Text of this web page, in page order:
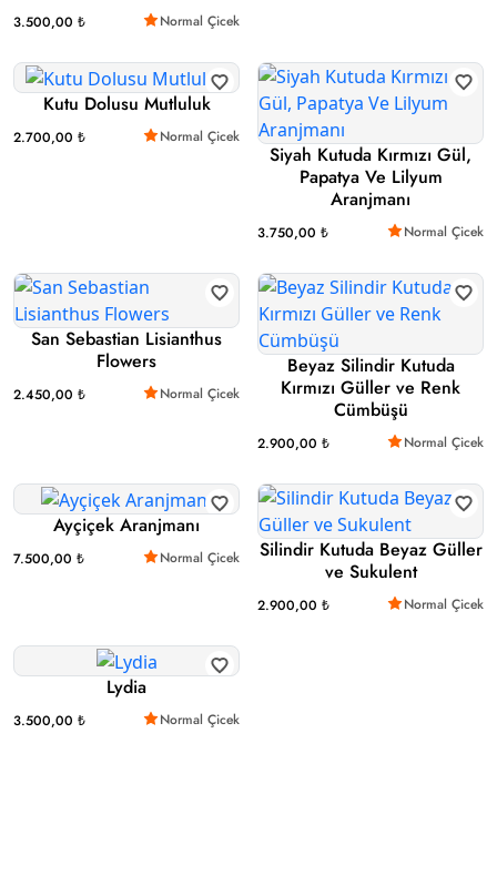
3.500,00 ₺ Normal Çicek
Kutu Dolusu Mutluluk
2.700,00 ₺ Normal Çicek
Siyah Kutuda Kırmızı Gül,
Papatya Ve Lilyum
Aranjmanı
3.750,00 ₺ Normal Çicek
San Sebastian Lisianthus
Flowers
2.450,00 ₺ Normal Çicek
Beyaz Silindir Kutuda
Kırmızı Güller ve Renk
Cümbüşü
2.900,00 ₺ Normal Çicek
Ayçiçek Aranjmanı
7.500,00 ₺ Normal Çicek
Silindir Kutuda Beyaz Güller
ve Sukulent
2.900,00 ₺ Normal Çicek
Lydia
3.500,00 ₺ Normal Çicek